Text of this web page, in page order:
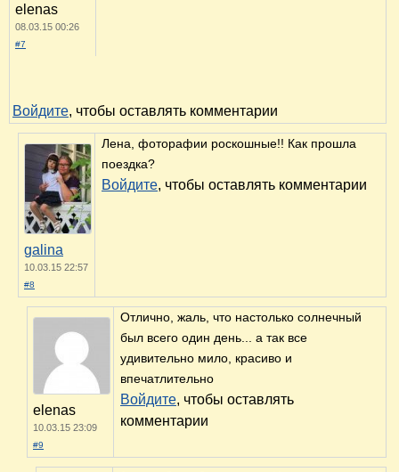
elenas
08.03.15 00:26
#7
Войдите, чтобы оставлять комментарии
galina
10.03.15 22:57
#8
Лена, фоторафии роскошные!! Как прошла
поездка?
Войдите, чтобы оставлять комментарии
elenas
10.03.15 23:09
#9
Отлично, жаль, что настолько солнечный
был всего один день... а так все
удивительно мило, красиво и
впечатлительно
Войдите, чтобы оставлять
комментарии